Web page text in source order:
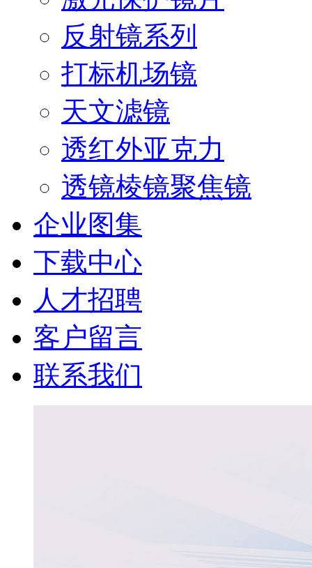
反射镜系列
打标机场镜
天文滤镜
透红外亚克力
透镜棱镜聚焦镜
企业图集
下载中心
人才招聘
客户留言
联系我们